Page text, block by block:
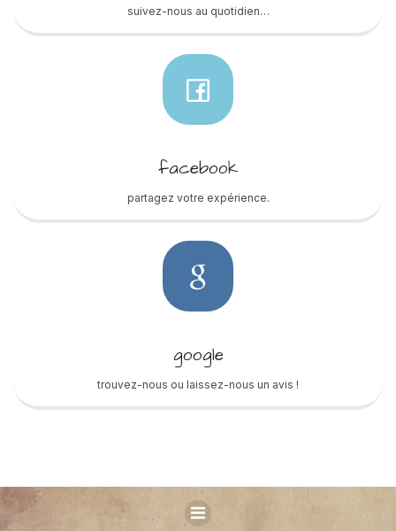
suivez-nous au quotidien…
facebook
partagez votre expérience.
google
trouvez-nous ou laissez-nous un avis !